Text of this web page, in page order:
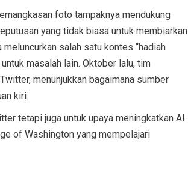
foto tampaknya mendukung
yang tidak biasa untuk membiarkan
salah satu kontes “hadiah
masalah lain. Oktober lalu, tim
menunjukkan bagaimana sumber
kiri.
tetapi juga untuk upaya meningkatkan AI.
of Washington yang mempelajari